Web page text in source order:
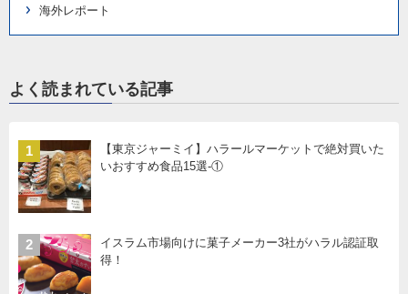
海外レポート
よく読まれている記事
1
【東京ジャーミイ】ハラールマーケットで絶対買いた
いおすすめ食品15選-①
2
イスラム市場向けに菓子メーカー3社がハラル認証取
得！